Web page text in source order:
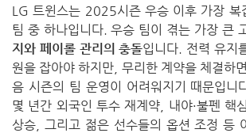
LG 트윈스는 2025시즌 우승 이후 가장 복
팀 중 하나입니다. 우승 팀이 겪는 가장 큰
지와 페이롤 관리의 충돌입니다. 전력 유지
원을 잡아야 하지만, 무리한 계약을 체결하
음 시즌의 팀 운영이 어려워지기 때문입니
몇 년간 외국인 투수 재계약, 내야·불펜 핵
상승, 그리고 젊은 선수들의 옵션 조정 등